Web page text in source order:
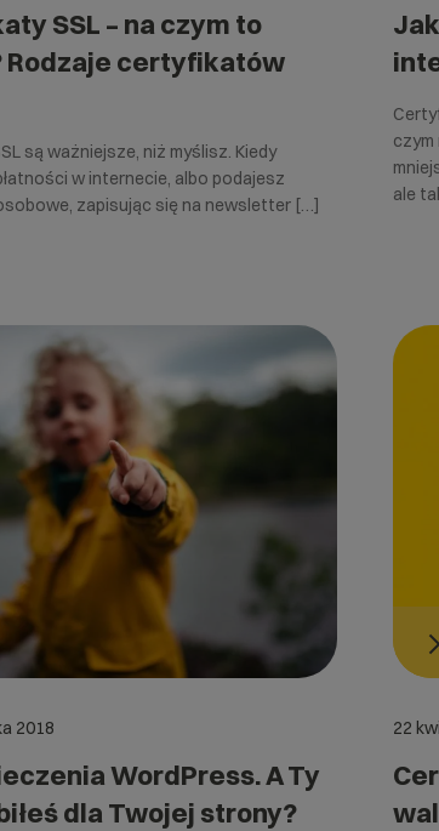
SSL – na czym to
Rodzaje certyfikatów
są ważniejsze, niż myślisz. Kiedy
w internecie, albo podajesz
zapisując się na newsletter […]
czym
ale
2018
WordPress. A Ty
dla Twojej strony?
22